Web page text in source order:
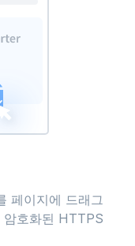
페이지에 드래그
호화된 HTTPS